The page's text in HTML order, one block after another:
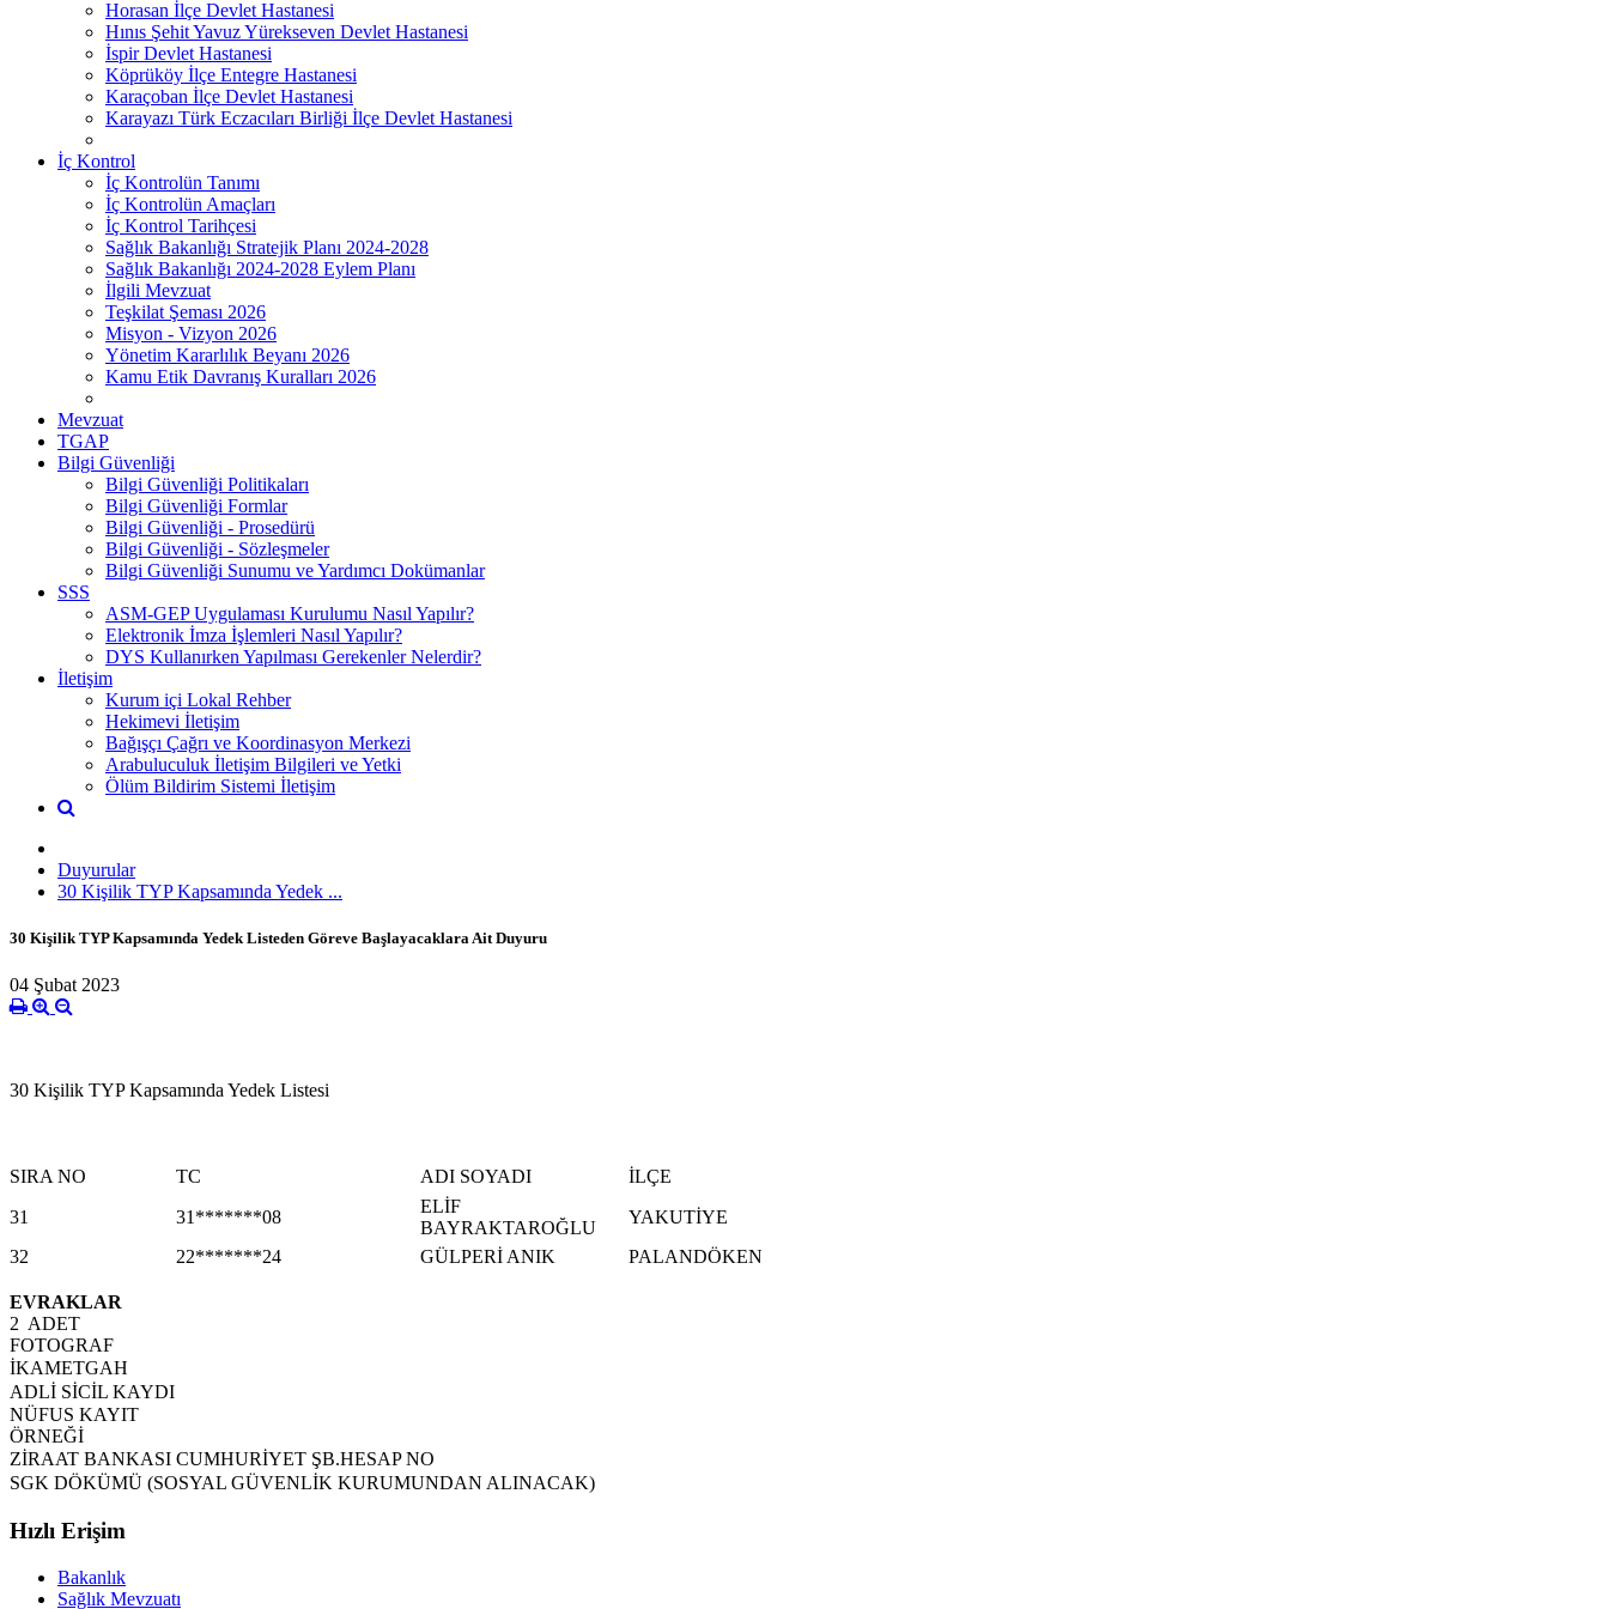
Horasan İlçe Devlet Hastanesi
Hınıs Şehit Yavuz Yürekseven Devlet Hastanesi
İspir Devlet Hastanesi
Köprüköy İlçe Entegre Hastanesi
Karaçoban İlçe Devlet Hastanesi
Karayazı Türk Eczacıları Birliği İlçe Devlet Hastanesi
İç Kontrol
İç Kontrolün Tanımı
İç Kontrolün Amaçları
İç Kontrol Tarihçesi
Sağlık Bakanlığı Stratejik Planı 2024-2028
Sağlık Bakanlığı 2024-2028 Eylem Planı
İlgili Mevzuat
Teşkilat Şeması 2026
Misyon - Vizyon 2026
Yönetim Kararlılık Beyanı 2026
Kamu Etik Davranış Kuralları 2026
Mevzuat
TGAP
Bilgi Güvenliği
Bilgi Güvenliği Politikaları
Bilgi Güvenliği Formlar
Bilgi Güvenliği - Prosedürü
Bilgi Güvenliği - Sözleşmeler
Bilgi Güvenliği Sunumu ve Yardımcı Dokümanlar
SSS
ASM-GEP Uygulaması Kurulumu Nasıl Yapılır?
Elektronik İmza İşlemleri Nasıl Yapılır?
DYS Kullanırken Yapılması Gerekenler Nelerdir?
İletişim
Kurum içi Lokal Rehber
Hekimevi İletişim
Bağışçı Çağrı ve Koordinasyon Merkezi
Arabuluculuk İletişim Bilgileri ve Yetki
Ölüm Bildirim Sistemi İletişim
Duyurular
30 Kişilik TYP Kapsamında Yedek ...
30 Kişilik TYP Kapsamında Yedek Listeden Göreve Başlayacaklara Ait Duyuru
04 Şubat 2023
30 Kişilik TYP Kapsamında Yedek Listesi
SIRA NO TC ADI SOYADI
İLÇE
31
31*******08
ELİF
BAYRAKTAROĞLU
YAKUTİYE
32
22*******24 GÜLPERİ ANIK PALANDÖKEN
EVRAKLAR
2 ADET
FOTOGRAF
İKAMETGAH
ADLİ SİCİL KAYDI
NÜFUS KAYIT
ÖRNEĞİ
ZİRAAT BANKASI CUMHURİYET ŞB.HESAP NO
SGK DÖKÜMÜ (SOSYAL GÜVENLİK KURUMUNDAN ALINACAK)
Hızlı Erişim
Bakanlık
Sağlık Mevzuatı